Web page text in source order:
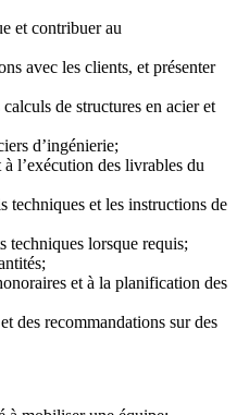
et contribuer au
avec les clients, et présenter
de structures en acier et
d’ingénierie;
l’exécution des livrables du
techniques et les instructions de
techniques lorsque requis;
et à la planification des
des recommandations sur des